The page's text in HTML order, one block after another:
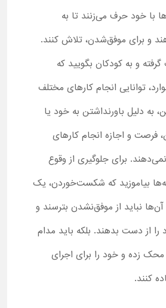
با خود حرف می‌زنند تا به
و برای موفق‌شدن، تلاش کنند.
و به کودکان بگویید که
توانایی انجام کارهای مختلف
به دلیل باورنداشتن به خود یا
فرصت و اجازه انجام کارهای
برای جلوگیری از وقوع
بیاموزید که شکست‌خوردن، یک
نباید از موفق‌‌نشدن بترسند و
از دست بدهند. بلکه باید مدام
محک زده و خود را برای اجرای
کنند.